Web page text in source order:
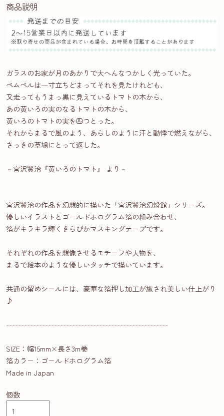
商品説明
ガラスのお家が月のあかりで大へんなつかしく光っていた。
ペムペルは一寸立ちどまってそれを見たけれども、
又走ってもうまっ黒に見えているトマトの木から、
あの黄いろの実のなるトマトの木から、
黄いろのトマトの実を四つとった。
それからまるで風のよう、あらしのように汗と動悸で燃えながら、
さっきの草場にとって返した。
－宮沢賢治『黄いろのトマト』 より－
宮沢賢治の作品を幻想的に描いた「宮沢賢治幻燈館」シリーズ。
優しいイラストとゴールドホログラム箔の組み合わせ、
箔がキラキラ輝くきらぴかマスキングテープです。
それぞれの作品を想像させるモチーフや人物を、
まるで絵本のような優しいタッチで描いています。
共通の留めシールには、豪華な箔押し加工が施され美しい仕上がり
♪
------------------------------------------------------
SIZE：幅15mm×長さ3m巻
箔カラー：ゴールドホログラム箔
Made in Japan
個数